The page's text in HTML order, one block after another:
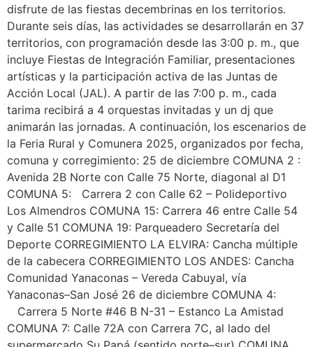
disfrute de las fiestas decembrinas en los territorios.
Durante seis días, las actividades se desarrollarán en 37
territorios, con programación desde las 3:00 p. m., que
incluye Fiestas de Integración Familiar, presentaciones
artísticas y la participación activa de las Juntas de
Acción Local (JAL). A partir de las 7:00 p. m., cada
tarima recibirá a 4 orquestas invitadas y un dj que
animarán las jornadas. A continuación, los escenarios de
la Feria Rural y Comunera 2025, organizados por fecha,
comuna y corregimiento: 25 de diciembre COMUNA 2 :
Avenida 2B Norte con Calle 75 Norte, diagonal al D1
COMUNA 5: Carrera 2 con Calle 62 – Polideportivo
Los Almendros COMUNA 15: Carrera 46 entre Calle 54
y Calle 51 COMUNA 19: Parqueadero Secretaría del
Deporte CORREGIMIENTO LA ELVIRA: Cancha múltiple
de la cabecera CORREGIMIENTO LOS ANDES: Cancha
Comunidad Yanaconas – Vereda Cabuyal, vía
Yanaconas–San José 26 de diciembre COMUNA 4:
Carrera 5 Norte #46 B N-31 – Estanco La Amistad
COMUNA 7: Calle 72A con Carrera 7C, al lado del